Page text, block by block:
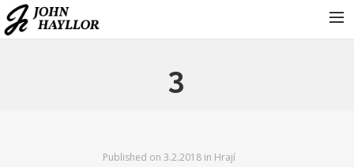
3
Published on 3.2.2018in Hrají